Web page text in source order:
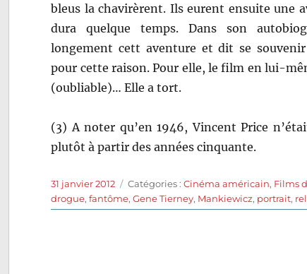
bleus la chavirèrent. Ils eurent ensuite une
dura quelque temps. Dans son
longement cett aventure et dit se
pour cette raison. Pour elle, le film en lui-
(oubliable)… Elle a tort.
(3) A noter qu’en 1946, Vincent Price
plutôt à partir des années cinquante.
Publié
le
31 janvier 2012 Catégories
Catégories :Cinéma américain, Films
drogue,fantôme,Gene Tierney, Mankiewicz, portrait,